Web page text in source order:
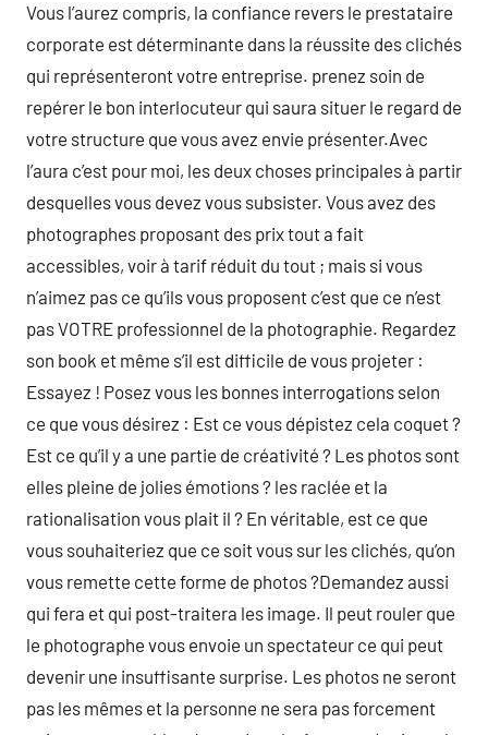
Vous l’aurez compris, la confiance revers le prestataire
corporate est déterminante dans la réussite des clichés
qui représenteront votre entreprise. prenez soin de
repérer le bon interlocuteur qui saura situer le regard de
votre structure que vous avez envie présenter.Avec
l’aura c’est pour moi, les deux choses principales à partir
desquelles vous devez vous subsister. Vous avez des
photographes proposant des prix tout a fait
accessibles, voir à tarif réduit du tout ; mais si vous
n’aimez pas ce qu’ils vous proposent c’est que ce n’est
pas VOTRE professionnel de la photographie. Regardez
son book et même s’il est difficile de vous projeter :
Essayez ! Posez vous les bonnes interrogations selon
ce que vous désirez : Est ce vous dépistez cela coquet ?
Est ce qu’il y a une partie de créativité ? Les photos sont
elles pleine de jolies émotions ? les raclée et la
rationalisation vous plait il ? En véritable, est ce que
vous souhaiteriez que ce soit vous sur les clichés, qu’on
vous remette cette forme de photos ?Demandez aussi
qui fera et qui post-traitera les image. Il peut rouler que
le photographe vous envoie un spectateur ce qui peut
devenir une insuffisante surprise. Les photos ne seront
pas les mêmes et la personne ne sera pas forcement